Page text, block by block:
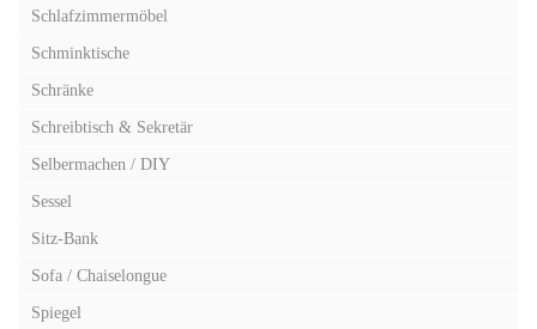
Schlafzimmermöbel
Schminktische
Schränke
Schreibtisch & Sekretär
Selbermachen / DIY
Sessel
Sitz-Bank
Sofa / Chaiselongue
Spiegel